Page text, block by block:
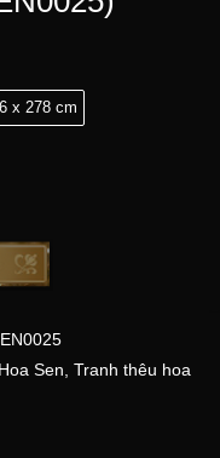
x 278 cm
Sen Tranh thêu hoa